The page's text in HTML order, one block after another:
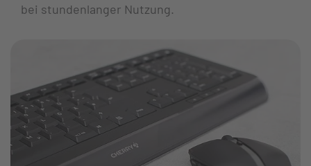
bei stundenlanger Nutzung.